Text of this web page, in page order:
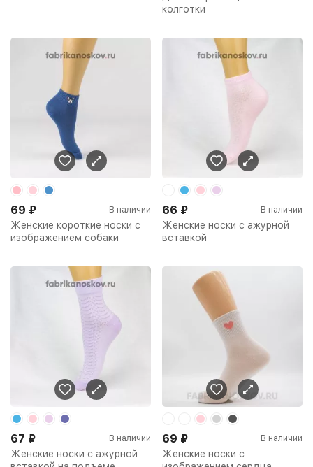
колготки
Женские короткие носки с
изображением собаки
69 ₽ В наличии
Женские носки с ажурной
вставкой
66 ₽ В наличии
Женские носки с ажурной
67 ₽ В наличии
Женские носки с
69 ₽ В наличии